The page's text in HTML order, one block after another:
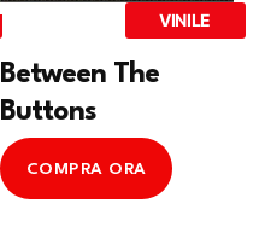
VINILE
Between The
Buttons
COMPRA ORA